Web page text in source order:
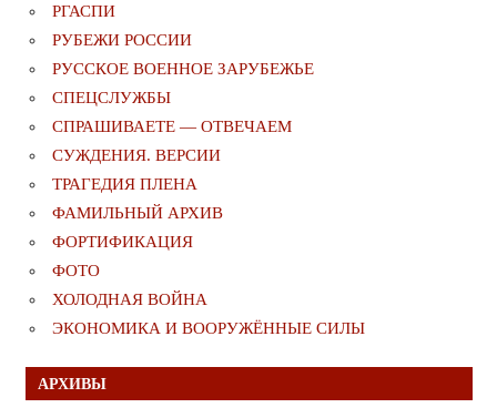
РГАСПИ
РУБЕЖИ РОССИИ
РУССКОЕ ВОЕННОЕ ЗАРУБЕЖЬЕ
СПЕЦСЛУЖБЫ
СПРАШИВАЕТЕ — ОТВЕЧАЕМ
СУЖДЕНИЯ. ВЕРСИИ
ТРАГЕДИЯ ПЛЕНА
ФАМИЛЬНЫЙ АРХИВ
ФОРТИФИКАЦИЯ
ФОТО
ХОЛОДНАЯ ВОЙНА
ЭКОНОМИКА И ВООРУЖЁННЫЕ СИЛЫ
АРХИВЫ